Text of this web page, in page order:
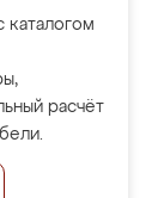
каталогом
расчёт